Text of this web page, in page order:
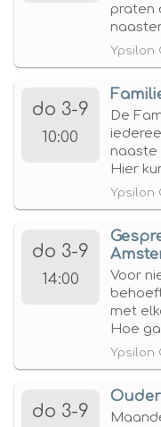
praten
Ypsilon
do 3-9
10:00
De
naaste
Hier
Ypsilon
do 3-9
14:00
Voor
met
Hoe
Ypsilon
do 3-9